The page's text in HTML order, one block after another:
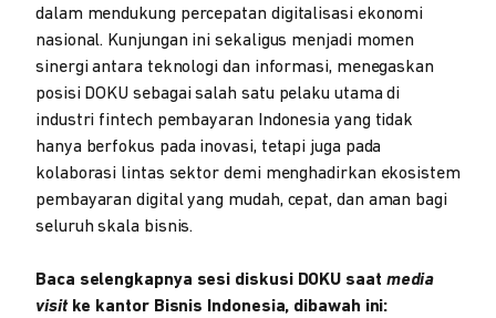
dalam mendukung percepatan digitalisasi ekonomi
nasional. Kunjungan ini sekaligus menjadi momen
sinergi antara teknologi dan informasi, menegaskan
posisi DOKU sebagai salah satu pelaku utama di
industri fintech pembayaran Indonesia yang tidak
hanya berfokus pada inovasi, tetapi juga pada
kolaborasi lintas sektor demi menghadirkan ekosistem
pembayaran digital yang mudah, cepat, dan aman bagi
seluruh skala bisnis.
Baca selengkapnya sesi diskusi DOKU saat media
visitke kantor Bisnis Indonesia, dibawah ini: